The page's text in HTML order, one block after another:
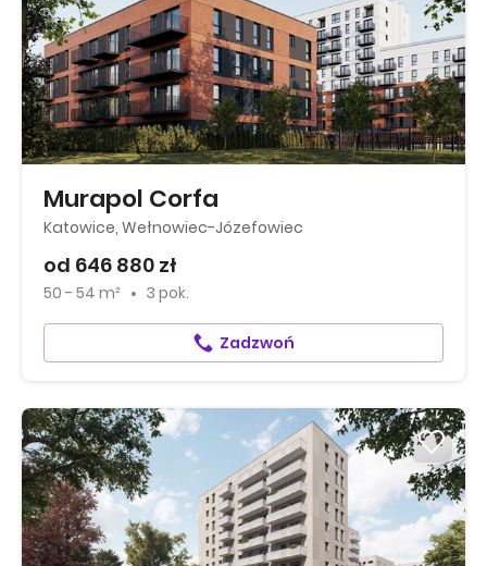
Murapol Corfa
Katowice, Wełnowiec-Józefowiec
od 646 880 zł
50 - 54 m² 3 pok.
Zadzwoń